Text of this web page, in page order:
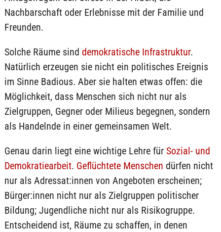
Nachbarschaft oder Erlebnisse mit der Familie und
Freunden.
Solche Räume sind demokratische Infrastruktur.
Natürlich erzeugen sie nicht ein politisches Ereignis
im Sinne Badious. Aber sie halten etwas offen: die
Möglichkeit, dass Menschen sich nicht nur als
Zielgruppen, Gegner oder Milieus begegnen, sondern
als Handelnde in einer gemeinsamen Welt.
Genau darin liegt eine wichtige Lehre für Sozial- und
Demokratiearbeit. Geflüchtete Menschen dürfen nicht
nur als Adressat:innen von Angeboten erscheinen;
Bürger:innen nicht nur als Zielgruppen politischer
Bildung; Jugendliche nicht nur als Risikogruppe.
Entscheidend ist, Räume zu schaffen, in denen